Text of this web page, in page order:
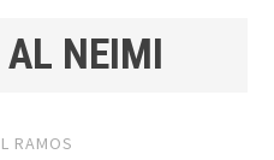
NEIMI
RAMOS